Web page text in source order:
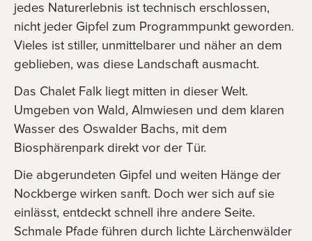
jedes Naturerlebnis ist technisch erschlossen,
nicht jeder Gipfel zum Programmpunkt geworden.
Vieles ist stiller, unmittelbarer und näher an dem
geblieben, was diese Landschaft ausmacht.
Das Chalet Falk liegt mitten in dieser Welt.
Umgeben von Wald, Almwiesen und dem klaren
Wasser des Oswalder Bachs, mit dem
Biosphärenpark direkt vor der Tür.
Die abgerundeten Gipfel und weiten Hänge der
Nockberge wirken sanft. Doch wer sich auf sie
einlässt, entdeckt schnell ihre andere Seite.
Schmale Pfade führen durch lichte Lärchenwälder